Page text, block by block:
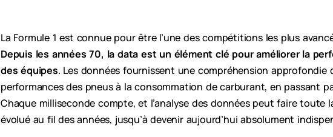
La Formule 1 est connue pour être l’une des compétitions les plus
Depuis les années 70, la data est un élément clé pour améliorer la
des équipes. Les données fournissent une compréhension approfondie
performances des pneus à la consommation de carburant, en passant
Chaque milliseconde compte, et l’analyse des données peut faire toute
évolué au fil des années, jusqu’à devenir aujourd’hui absolument